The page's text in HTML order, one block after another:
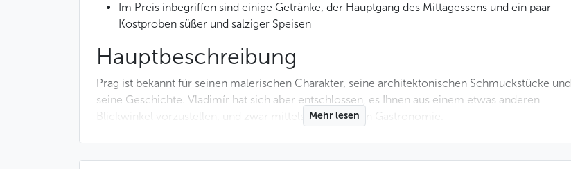
Im Preis inbegriffen sind einige Getränke, der Hauptgang des Mittagessens und ein paar
Kostproben süßer und salziger Speisen
Hauptbeschreibung
Prag ist bekannt für seinen malerischen Charakter, seine architektonischen Schmuckstücke und
seine Geschichte. Vladimír hat sich aber entschlossen, es Ihnen aus einem etwas anderen
Blickwinkel vorzustellen, und zwar mittels der örtlichen Gastronomie.
Mehr lesen